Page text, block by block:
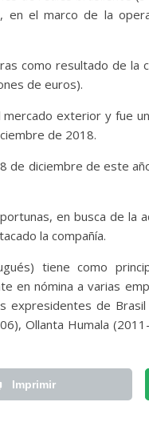
el marco de la
como resultado de la
de euros).
exterior y fue
de 2018.
diciembre de este
en busca de la
la compañía.
tiene como
en nómina a varias
expresidentes de
Ollanta Humala
Imprimir
Energia Libre
29